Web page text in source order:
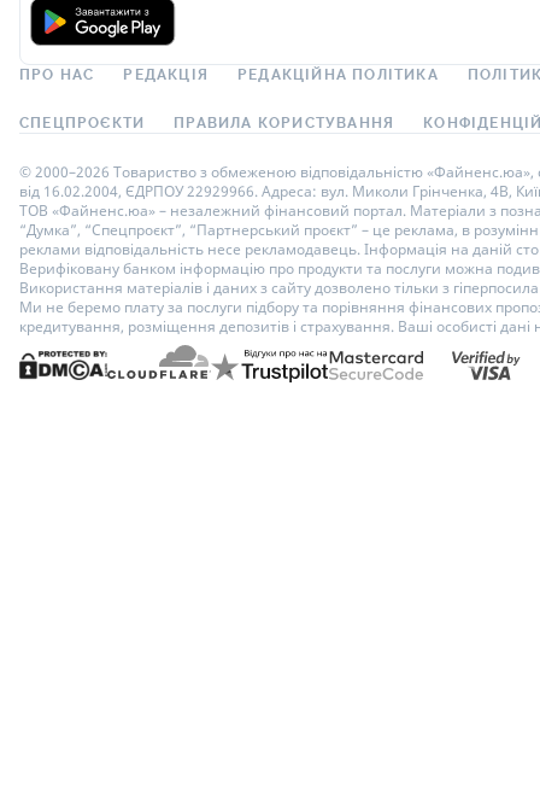
ПРО НАС РЕДАКЦІЯ РЕДАКЦІЙНА ПОЛІТИКА
СПЕЦПРОЄКТИ ПРАВИЛА КОРИСТУВАННЯ
© 2000–2026 Товариство з обмеженою відповідальністю «Файненс.юа»,
від 16.02.2004, ЄДРПОУ 22929966. Адреса: вул. Миколи Грінченка, 4В,
ТОВ «Файненс.юа» – незалежний фінансовий портал. Матеріали з
“Думка”, “Спецпроєкт”, “Партнерський проєкт” – це реклама, в
реклами відповідальність несе рекламодавець. Інформація на даній
Верифіковану банком інформацію про продукти та послуги можна
Використання матеріалів і даних з сайту дозволено тільки з
Ми не беремо плату за послуги підбору та порівняння фінансових
кредитування, розміщення депозитів і страхування. Ваші особисті